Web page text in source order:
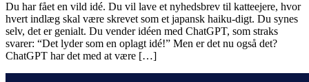
Du har fået en vild idé. Du vil lave et nyhedsbrev til katteejere, hvor
hvert indlæg skal være skrevet som et japansk haiku-digt. Du synes
selv, det er genialt. Du vender idéen med ChatGPT, som straks
svarer: “Det lyder som en oplagt idé!” Men er det nu også det?
ChatGPT har det med at være […]